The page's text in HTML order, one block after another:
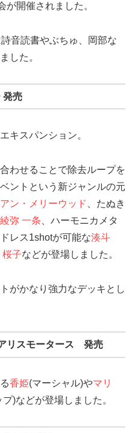
が開催されました。
音読書やぶちゅ、岡部な
した。
売
キスパンション。
わせることで除去ループを
ントという新ジャンルの元
ン・メリーウッド
、たぬき
綾弥 一条 、ハーモニカメタ
ドレス1shotが可能な湊斗
桜子などが登場しました。
がかなり強力なデッキとし
リスモータース 発売
香姫(マーシャル)やマリ
)などが登場しました。